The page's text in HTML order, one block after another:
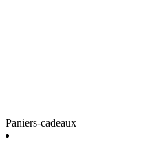
Paniers-cadeaux